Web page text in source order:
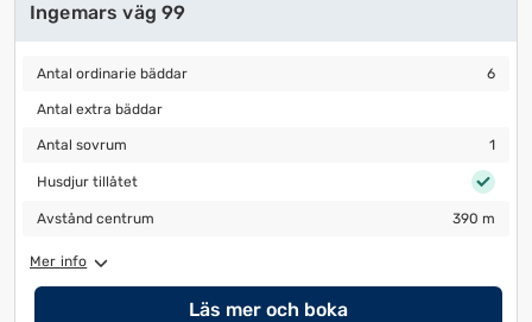
Ingemars väg 99
Antal ordinarie bäddar
Antal ordinarie bäddar 6
Antal extra bäddar
Antal extra bäddar
Antal sovrum
Antal sovrum 1
Husdjur tillåtet
Husdjur tillåtet
Avstånd centrum
Avstånd centrum 390 m
Mer info
Läs mer och boka